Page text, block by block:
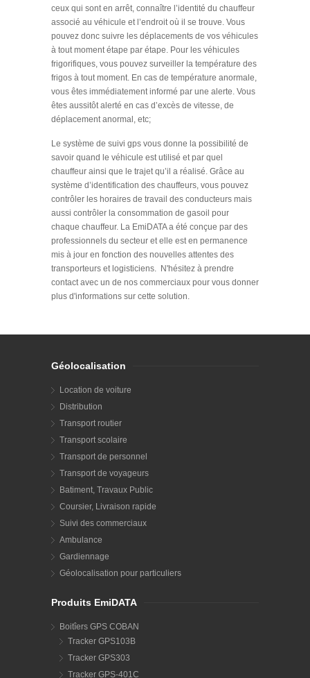
ceux qui sont en arrêt, connaître l’identité du chauffeur
associé au véhicule et l’endroit où il se trouve. Vous
pouvez donc suivre les déplacements de vos véhicules
à tout moment étape par étape. Pour les véhicules
frigorifiques, vous pouvez surveiller la température des
frigos à tout moment. En cas de température anormale,
vous êtes immédiatement informé par une alerte. Vous
êtes aussitôt alerté en cas d’excès de vitesse, de
déplacement anormal, etc;
Le système de suivi gps vous donne la possibilité de
savoir quand le véhicule est utilisé et par quel
chauffeur ainsi que le trajet qu’il a réalisé. Grâce au
système d’identification des chauffeurs, vous pouvez
contrôler les horaires de travail des conducteurs mais
aussi contrôler la consommation de gasoil pour
chaque chauffeur. La EmiDATA a été conçue par des
professionnels du secteur et elle est en permanence
mis à jour en fonction des nouvelles attentes des
transporteurs et logisticiens. N'hésitez à prendre
contact avec un de nos commerciaux pour vous donner
plus d'informations sur cette solution.
Géolocalisation
Location de voiture
Distribution
Transport routier
Transport scolaire
Transport de personnel
Transport de voyageurs
Batiment, Travaux Public
Coursier, Livraison rapide
Suivi des commerciaux
Ambulance
Gardiennage
Géolocalisation pour particuliers
Produits EmiDATA
Boitîers GPS COBAN
Tracker GPS103B
Tracker GPS303
Tracker GPS-401C